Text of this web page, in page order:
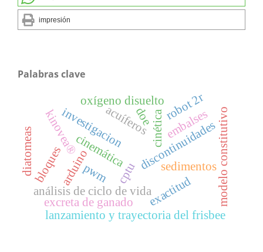
impresión
Palabras clave
investigacion
arduino
análisis de ciclo de vida
discontinuidades
cptu modelo constitutivo
exactitud
oxígeno disuelto
sedimentos
lanzamiento y trayectoria del frisbee
kinovea®cinemática
cinética
acuíferos
excreta de ganado
bloques
doe robot 2r
pwm
embalses
diatomeas